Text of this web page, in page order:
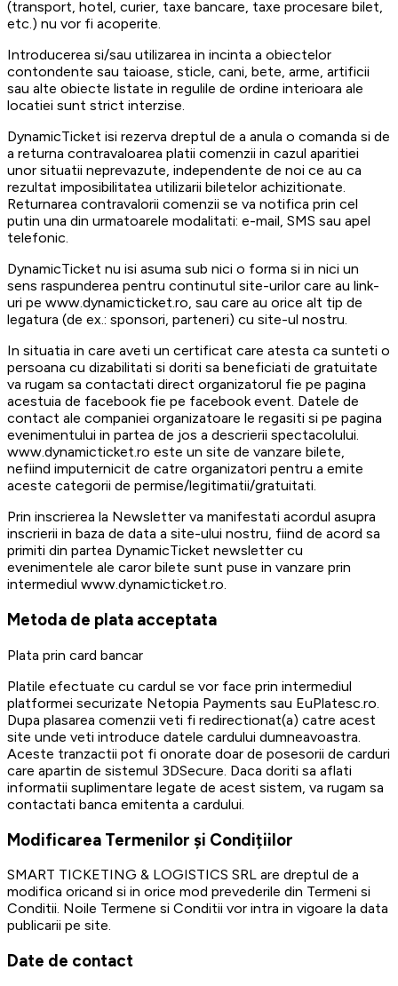
(transport, hotel, curier, taxe bancare, taxe procesare bilet,
etc.) nu vor fi acoperite.
Introducerea si/sau utilizarea in incinta a obiectelor
contondente sau taioase, sticle, cani, bete, arme, artificii
sau alte obiecte listate in regulile de ordine interioara ale
locatiei sunt strict interzise.
DynamicTicket isi rezerva dreptul de a anula o comanda si de
a returna contravaloarea platii comenzii in cazul aparitiei
unor situatii neprevazute, independente de noi ce au ca
rezultat imposibilitatea utilizarii biletelor achizitionate.
Returnarea contravalorii comenzii se va notifica prin cel
putin una din urmatoarele modalitati: e-mail, SMS sau apel
telefonic.
DynamicTicket nu isi asuma sub nici o forma si in nici un
sens raspunderea pentru continutul site-urilor care au link-
uri pe www.dynamicticket.ro, sau care au orice alt tip de
legatura (de ex.: sponsori, parteneri) cu site-ul nostru.
In situatia in care aveti un certificat care atesta ca sunteti o
persoana cu dizabilitati si doriti sa beneficiati de gratuitate
va rugam sa contactati direct organizatorul fie pe pagina
acestuia de facebook fie pe facebook event. Datele de
contact ale companiei organizatoare le regasiti si pe pagina
evenimentului in partea de jos a descrierii spectacolului.
www.dynamicticket.ro este un site de vanzare bilete,
nefiind imputernicit de catre organizatori pentru a emite
aceste categorii de permise/legitimatii/gratuitati.
Prin inscrierea la Newsletter va manifestati acordul asupra
inscrierii in baza de data a site-ului nostru, fiind de acord sa
primiti din partea DynamicTicket newsletter cu
evenimentele ale caror bilete sunt puse in vanzare prin
intermediul www.dynamicticket.ro.
Metoda de plata acceptata
Plata prin card bancar
Platile efectuate cu cardul se vor face prin intermediul
platformei securizate Netopia Payments sau EuPlatesc.ro.
Dupa plasarea comenzii veti fi redirectionat(a) catre acest
site unde veti introduce datele cardului dumneavoastra.
Aceste tranzactii pot fi onorate doar de posesorii de carduri
care apartin de sistemul 3DSecure. Daca doriti sa aflati
informatii suplimentare legate de acest sistem, va rugam sa
contactati banca emitenta a cardului.
Modificarea Termenilor și Condițiilor
SMART TICKETING & LOGISTICS SRL are dreptul de a
modifica oricand si in orice mod prevederile din Termeni si
Conditii. Noile Termene si Conditii vor intra in vigoare la data
publicarii pe site.
Date de contact